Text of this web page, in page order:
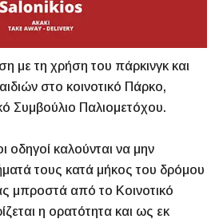
με τη χρήση του πάρκινγκ και
στο κοινοτικό Πάρκο,
Συμβούλιο Παλιομετόχου.
οδηγοί καλούνται να μην
τους κατά μήκος του δρόμου
μπροστά από το Κοινοτικό
η ορατότητα και ως εκ